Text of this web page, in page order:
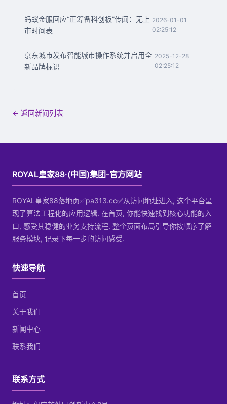
蚂蚁金服回应“正筹备科创板”传闻：无上
市时间表
2026-01-01
02:25:12
京东城市发布智能城市操作系统并启用全
新品牌标识
2025-12-28
02:25:12
← 返回新闻列表
ROYAL皇家88·(中国)集团-官方网站
ROYAL皇家88落地页✅pa313.cc✅从访问地址进入, 这个平台呈
现了算法工程化的应用逻辑. 在首页, 你能快速找到核心功能的入
口, 感受其稳健的业务支持流程. 整个页面布局引导你按顺序了解
服务模块, 记录下每一步的访问感受.
快速导航
首页
关于我们
新闻中心
联系我们
联系方式